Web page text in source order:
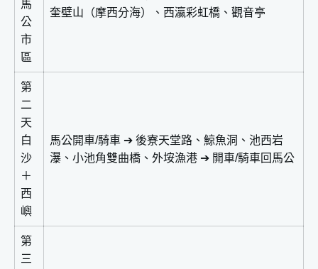
馬
公
市
區
奎壁山（摩西分海）、西瀛彩虹橋、觀音亭
第
二
天
白
沙
＋
西
嶼
馬公開車/騎車 ➔ 後寮天堂路、鯨魚洞、池西岩
瀑、小池角雙曲橋、外垵漁港 ➔ 開車/騎車回馬公
第
三